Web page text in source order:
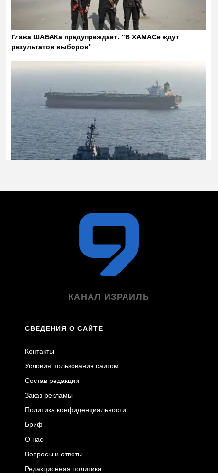
КАНАЛ ИЗРАИЛЬ
СВЕДЕНИЯ О САЙТЕ
Контакты
Условия пользования сайтом
Состав редакции
Заказ рекламы
Политика конфиденциальности
Бриф
О нас
Вопросы и ответы
Редакционная политика